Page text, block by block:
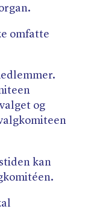
omfatte
og
kan